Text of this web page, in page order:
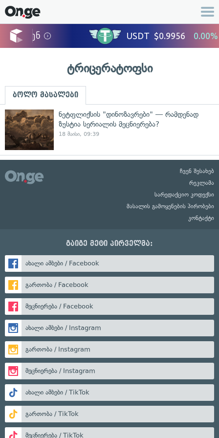
ტრიცერატოფსი
ბოლო მასალები
ნეტფლიქსის "დინოზავრები" — რამდენად
ზუსტია სერიალის მეცნიერება?
18 მაისი, 09:39
ჩვენ შესახებ
რეკლამა
სარედაქციო კოდექსი
მასალის გამოყენების პირობები
კონტაქტი
გაიგე მეტი პირველმა:
ახალი ამბები / Facebook
გართობა / Facebook
მეცნიერება / Facebook
ახალი ამბები / Instagram
გართობა / Instagram
მეცნიერება / Instagram
ახალი ამბები / TikTok
გართობა / TikTok
მეცნიერება / TikTok